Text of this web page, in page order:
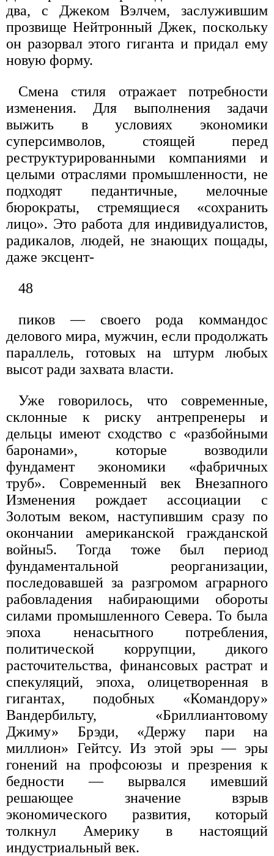
два, с Джеком Вэлчем, заслужившим
прозвище Нейтронный Джек, поскольку
он разорвал этого гиганта и придал ему
новую форму.
Смена стиля отражает потребности
изменения. Для выполнения задачи
выжить в условиях экономики
суперсимволов, стоящей перед
реструктурированными компаниями и
целыми отраслями промышленности, не
подходят педантичные, мелочные
бюрократы, стремящиеся «сохранить
лицо». Это работа для индивидуалистов,
радикалов, людей, не знающих пощады,
даже эксцент-
48
пиков — своего рода коммандос
делового мира, мужчин, если продолжать
параллель, готовых на штурм любых
высот ради захвата власти.
Уже говорилось, что современные,
склонные к риску антрепренеры и
дельцы имеют сходство с «разбойными
баронами», которые возводили
фундамент экономики «фабричных
труб». Современный век Внезапного
Изменения рождает ассоциации с
Золотым веком, наступившим сразу по
окончании американской гражданской
войны5. Тогда тоже был период
фундаментальной реорганизации,
последовавшей за разгромом аграрного
рабовладения набирающими обороты
силами промышленного Севера. То была
эпоха ненасытного потребления,
политической коррупции, дикого
расточительства, финансовых растрат и
спекуляций, эпоха, олицетворенная в
гигантах, подобных «Командору»
Вандербильту, «Бриллиантовому
Джиму» Брэди, «Держу пари на
миллион» Гейтсу. Из этой эры — эры
гонений на профсоюзы и презрения к
бедности — вырвался имевший
решающее значение взрыв
экономического развития, который
толкнул Америку в настоящий
индустриальный век.